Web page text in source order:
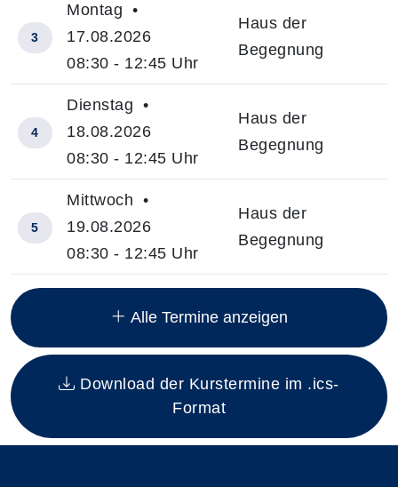
Insgesamt gibt es 20 Termine zum diesen Kurs
3
Montag •
17.08.2026
08:30 - 12:45 Uhr
Haus der
Begegnung
4
Dienstag •
18.08.2026
08:30 - 12:45 Uhr
Haus der
Begegnung
5
Mittwoch •
19.08.2026
08:30 - 12:45 Uhr
Haus der
Begegnung
Alle Termine anzeigen
Download der Kurstermine im .ics-
Format